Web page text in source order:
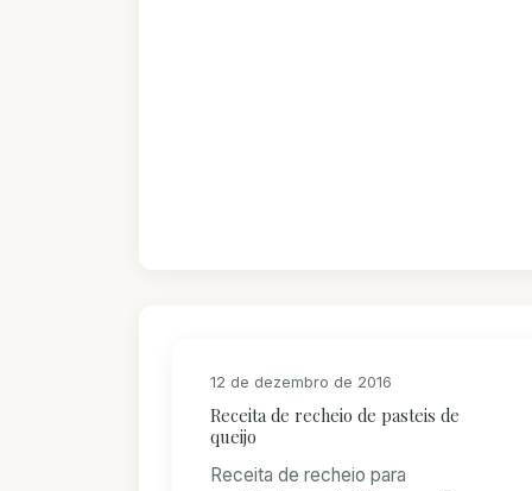
12 de dezembro de 2016
Receita de recheio de pasteis de
queijo
Receita de recheio para